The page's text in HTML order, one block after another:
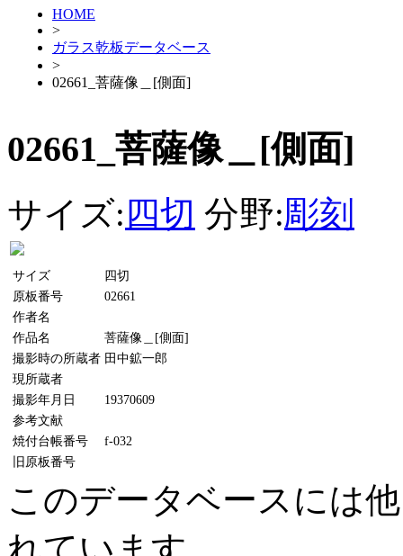
HOME
>
ガラス乾板データベース
>
02661_菩薩像＿[側面]
02661_菩薩像＿[側面]
サイズ: 四切 分野:彫刻
サイズ
四切
原板番号
02661
作者名
作品名
菩薩像＿[側面]
撮影時の所蔵者 田中鉱一郎
現所蔵者
撮影年月日
19370609
参考文献
焼付台帳番号
f-032
旧原板番号
このデータベースには